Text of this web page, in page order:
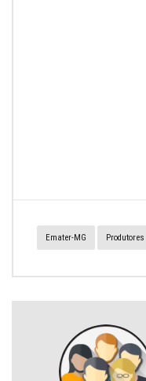
Emater-MG Produtores